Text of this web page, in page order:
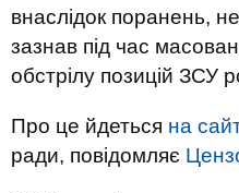
внаслідок поранень,
зазнав під час
обстрілу позицій ЗСУ
Про це йдеться на
ради, повідомляє